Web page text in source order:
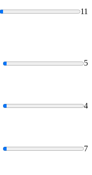
11
5
4
7